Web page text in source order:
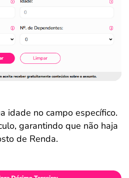
idade no campo específico.
garantindo que não haja
de Renda.